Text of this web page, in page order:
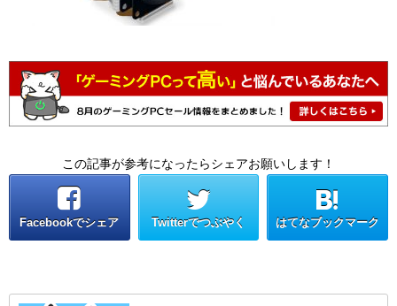
この記事が参考になったらシェアお願いします！
Facebookでシェア Twitterでつぶやく はてなブックマーク